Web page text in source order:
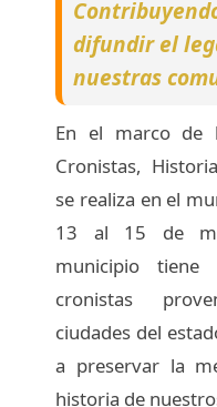
difundir el
nuestras
En el marco de
Cronistas,
se realiza en el
13 al 15 de
municipio
cronistas
ciudades del
a preservar la
historia de